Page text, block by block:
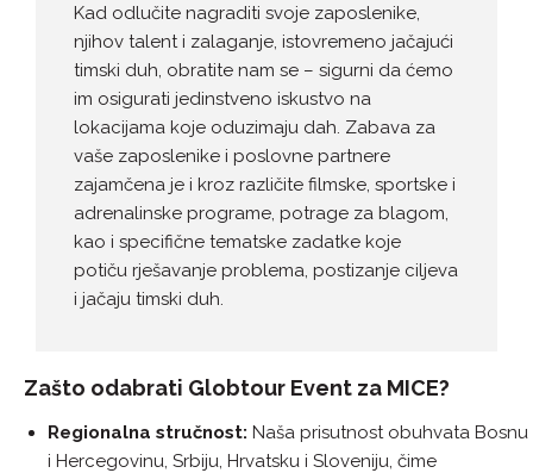
Kad odlučite nagraditi svoje zaposlenike,
njihov talent i zalaganje, istovremeno jačajući
timski duh, obratite nam se – sigurni da ćemo
im osigurati jedinstveno iskustvo na
lokacijama koje oduzimaju dah. Zabava za
vaše zaposlenike i poslovne partnere
zajamčena je i kroz različite filmske, sportske i
adrenalinske programe, potrage za blagom,
kao i specifične tematske zadatke koje
potiču rješavanje problema, postizanje ciljeva
i jačaju timski duh.
Zašto odabrati Globtour Event za MICE?
Regionalna stručnost: Naša prisutnost obuhvata Bosnu
i Hercegovinu, Srbiju, Hrvatsku i Sloveniju, čime